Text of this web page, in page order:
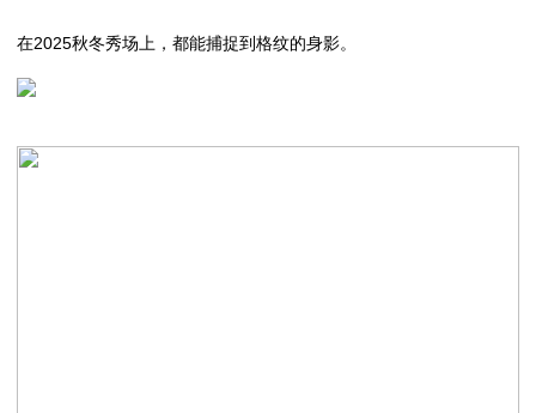
在2025秋冬秀场上，都能捕捉到格纹的身影。